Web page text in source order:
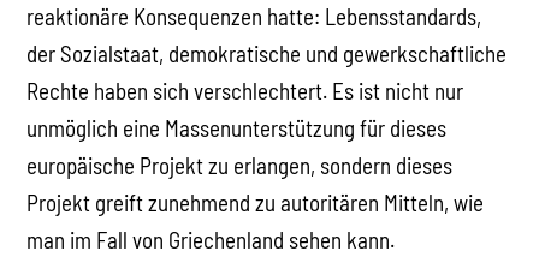
reaktionäre Konsequenzen hatte: Lebensstandards,
der Sozialstaat, demokratische und gewerkschaftliche
Rechte haben sich verschlechtert. Es ist nicht nur
unmöglich eine Massenunterstützung für dieses
europäische Projekt zu erlangen, sondern dieses
Projekt greift zunehmend zu autoritären Mitteln, wie
man im Fall von Griechenland sehen kann.